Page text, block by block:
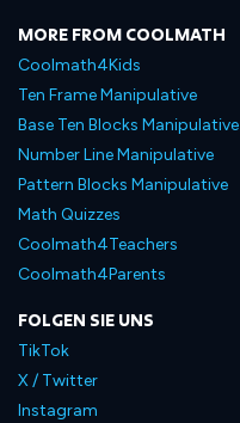
MORE FROM COOLMATH
Coolmath4Kids
Ten Frame Manipulative
Base Ten Blocks Manipulative
Number Line Manipulative
Pattern Blocks Manipulative
Math Quizzes
Coolmath4Teachers
Coolmath4Parents
FOLGEN SIE UNS
TikTok
X / Twitter
Instagram